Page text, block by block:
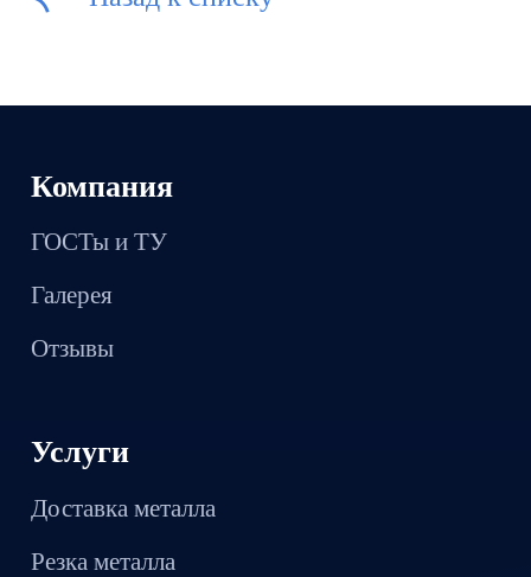
Компания
ГОСТы и ТУ
Галерея
Отзывы
Услуги
Доставка металла
Резка металла